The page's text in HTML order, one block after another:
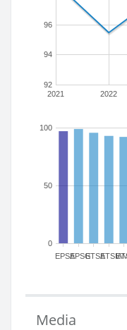
2021 2022
92
94
96
EPSAEPSGETSA
0
50
100
Media